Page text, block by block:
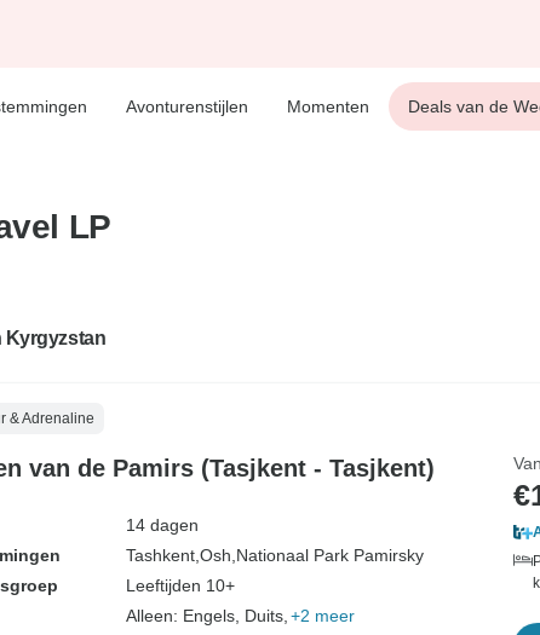
Avonturenstijlen Momenten Deals van de
LP
Kyrgyzstan
& Adrenaline
van de Pamirs (Tasjkent - Tasjkent)
14 dagen
Tashkent, Osh, Nationaal Park Pamirsky
Leeftijden 10+
Alleen: Engels, Duits, +2 meer